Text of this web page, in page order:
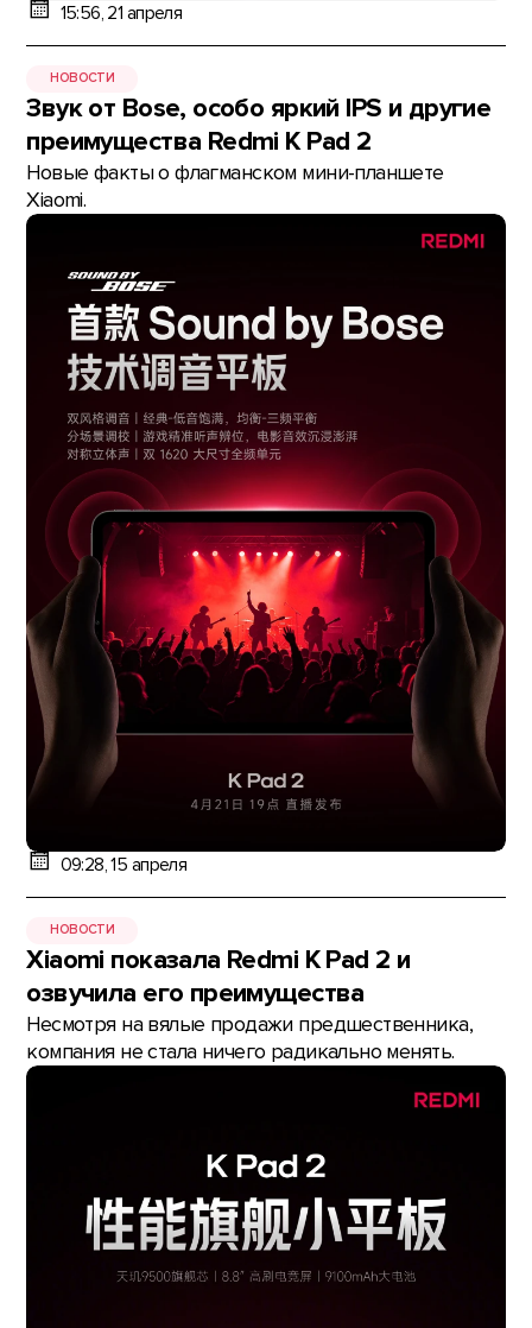
15:56, 21 апреля
НОВОСТИ
Звук от Bose, особо яркий IPS и другие
преимущества Redmi K Pad 2
Новые факты о флагманском мини-планшете
Xiaomi.
09:28, 15 апреля
НОВОСТИ
Xiaomi показала Redmi K Pad 2 и
озвучила его преимущества
Несмотря на вялые продажи предшественника,
компания не стала ничего радикально менять.